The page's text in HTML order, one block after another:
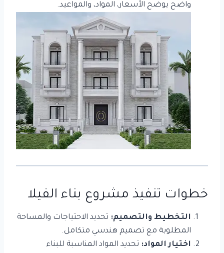
واضح يوضح الأسعار، المواد، والمواعيد.
خطوات تنفيذ مشروع بناء الفيلا
التخطيط والتصميم: تحديد الاحتياجات والمساحة
المطلوبة مع تصميم هندسي متكامل.
اختيار المواد: تحديد المواد المناسبة للبناء